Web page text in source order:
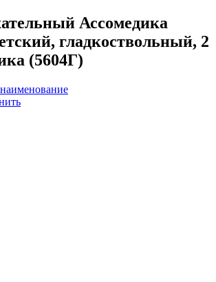
Ассомедика
гладкоствольный, 2
(5604Г)